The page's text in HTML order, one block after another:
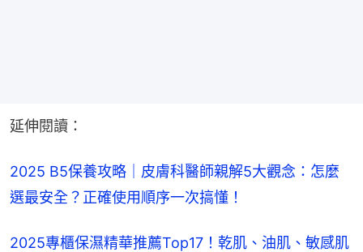
延伸閱讀：
2025 B5保養攻略｜皮膚科醫師親解5大觀念：怎麼
選最安全？正確使用順序一次搞懂！
2025專櫃保濕精華推薦Top17！乾肌、油肌、敏感肌